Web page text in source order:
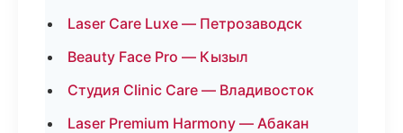
Laser Care Luxe — Петрозаводск
Beauty Face Pro — Кызыл
Студия Clinic Care — Владивосток
Laser Premium Harmony — Абакан